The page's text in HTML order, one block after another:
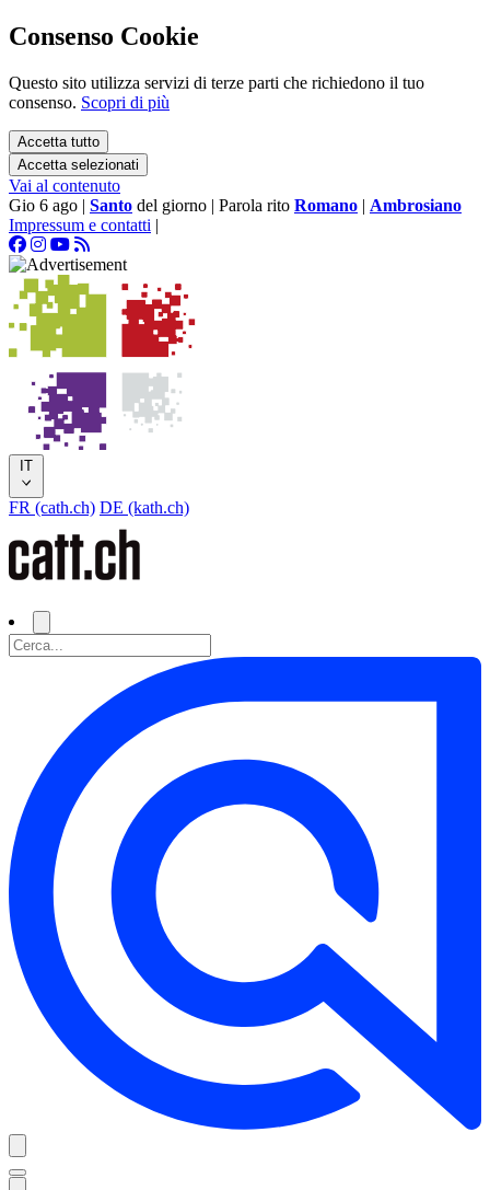
Consenso Cookie
Questo sito utilizza servizi di terze parti che richiedono il tuo
consenso. Scopri di più
Accetta tutto
Accetta selezionati
Vai al contenuto
Gio 6 ago | Santo del giorno | Parola rito Romano | Ambrosiano
Impressum e contatti |
IT
FR (cath.ch) DE (kath.ch)